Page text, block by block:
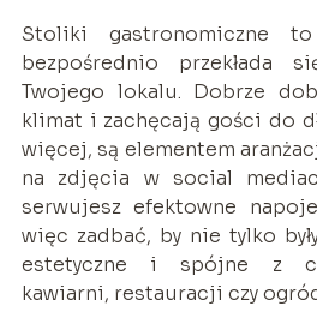
Stoliki gastronomiczne
bezpośrednio przekłada
Twojego lokalu. Dobrze
klimat i zachęcają gości do
więcej, są elementem
na zdjęcia w social
serwujesz efektowne
więc zadbać, by nie tylko
estetyczne i spójne z
kawiarni, restauracji czy